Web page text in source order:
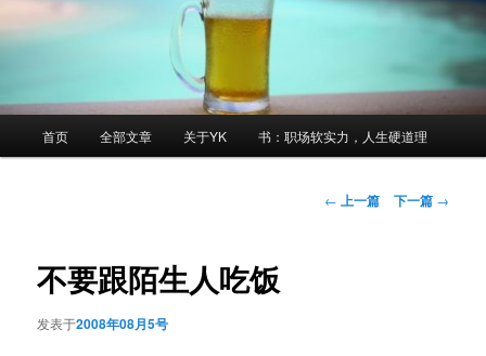
首页 全部文章 关于YK 书：职场软实力，人生硬道理
文← 上一篇 下一篇 →
不要跟陌生人吃饭
发表于2008年08月5号